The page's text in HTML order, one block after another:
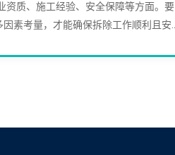
资质、施工经验、安全保障等方面。要
因素考量，才能确保拆除工作顺利且安...